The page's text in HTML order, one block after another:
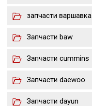
запчасти варшавка
Запчасти baw
Запчасти cummins
Запчасти daewoo
Запчасти dayun